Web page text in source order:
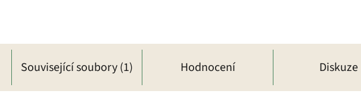
Související soubory (1) Hodnocení Diskuze